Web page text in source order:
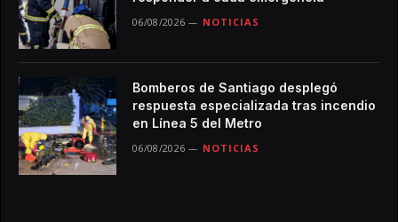
06/08/2026 NOTICIAS
Bomberos de Santiago desplegó
respuesta especializada tras incendio
en Línea 5 del Metro
06/08/2026 NOTICIAS